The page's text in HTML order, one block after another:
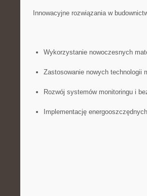
Innowacyjne rozwiązania​ w‌
Wykorzystanie nowoczesnych
Zastosowanie nowych technologii
Rozwój⁢ systemów monitoringu i
Implementację